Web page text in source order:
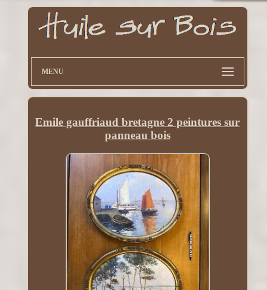
MENU
Emile gauffriaud bretagne 2 peintures sur
panneau bois